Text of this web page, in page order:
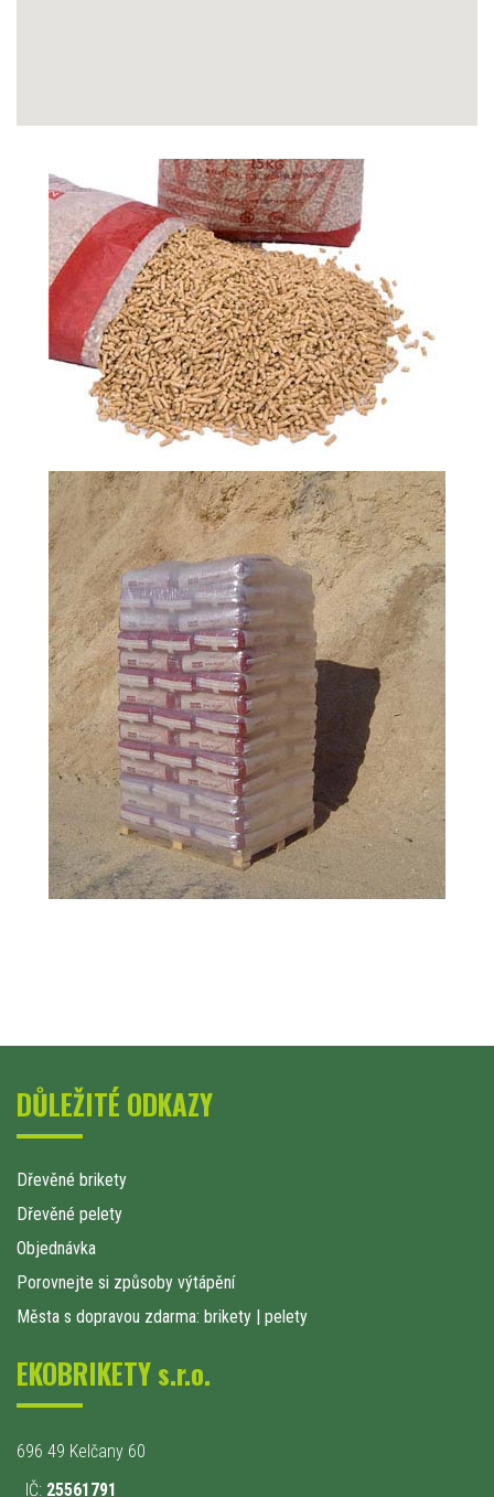
DŮLEŽITÉ ODKAZY
Dřevěné brikety
Dřevěné pelety
Objednávka
Porovnejte si způsoby výtápění
Města s dopravou zdarma: brikety | pelety
EKOBRIKETY s.r.o.
696 49 Kelčany 60
IČ: 25561791